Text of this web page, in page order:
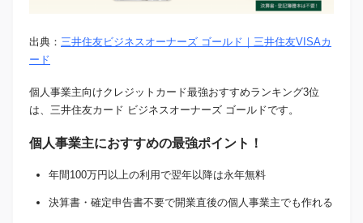
出典： 三井住友ビジネスオーナーズ ゴールド｜三井住友VISAカ
ード
個人事業主向けクレジットカード最強おすすめランキング3位
は、三井住友カード ビジネスオーナーズ ゴールドです。
個人事業主におすすめの最強ポイント！
年間100万円以上の利用で翌年以降は永年無料
決算書・確定申告書不要で開業直後の個人事業主でも作れる